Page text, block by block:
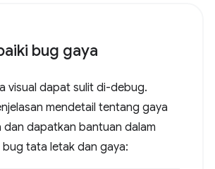
bug gaya
visual dapat sulit di-debug.
mendetail tentang gaya
dan dapatkan bantuan dalam
bug tata letak dan gaya: